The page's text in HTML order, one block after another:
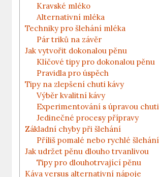
Kravské mléko
Alternativní mléka
Techniky pro šlehání mléka
Pár triků na závěr
Jak vytvořit dokonalou pěnu
Klíčové tipy pro‍ dokonalou pěnu
Pravidla pro ​úspěch
Tipy na ​zlepšení ‍chuti kávy
Výběr​ kvalitní kávy
Experimentování s úpravou chuti
Jedinečné procesy ⁣přípravy
Základní chyby při šlehání
Příliš pomalé nebo rychlé‌ šlehání
Jak ‍udržet pěnu dlouho⁢ trvanlivou
Tipy pro dlouhotrvající pěnu
Káva versus alternativní nápoje